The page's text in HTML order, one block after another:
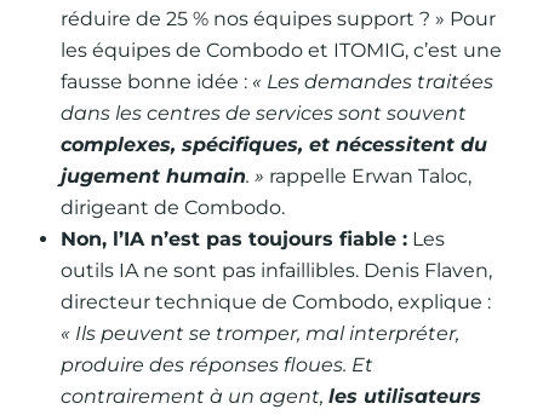
réduire de 25 % nos équipes support ? » Pour
les équipes de Combodo et ITOMIG, c’est une
fausse bonne idée : « Les demandes traitées
dans les centres de services sont souvent
complexes, spécifiques, et nécessitent du
jugement humain. » rappelle Erwan Taloc,
dirigeant de Combodo.
Non, l’IA n’est pas toujours fiable :Les
outils IA ne sont pas infaillibles. Denis Flaven,
directeur technique de Combodo, explique :
« Ils peuvent se tromper, mal interpréter,
produire des réponses floues. Et
contrairement à un agent, les utilisateurs